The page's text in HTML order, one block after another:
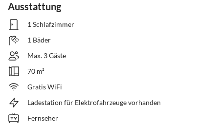
Ausstattung
1 Schlafzimmer
1 Bäder
Max. 3 Gäste
70 m²
Gratis WiFi
Ladestation für Elektrofahrzeuge vorhanden
Fernseher